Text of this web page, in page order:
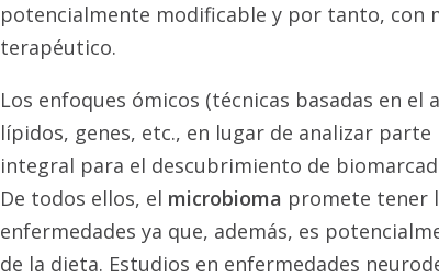
potencialmente modificable y por tanto, con
terapéutico.
Los enfoques ómicos (técnicas basadas en
lípidos, genes, etc., en lugar de analizar
integral para el descubrimiento de
De todos ellos, el microbioma promete tener
enfermedades ya que, además, es
de la dieta. Estudios en enfermedades